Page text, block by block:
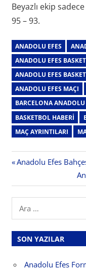
Beyazlı ekip
95 – 93.
ANADOLU EFES
ANADOLU EFES
ANADOLU EFES
ANADOLU EFES MAÇI
BARCELONA ANADOLU
BASKETBOL HABERI
MAÇ AYRINTILARI
Yazı
gezinmesi
Previous
Anadolu Efes
Search
for:
SON YAZILAR
Anadolu Efes